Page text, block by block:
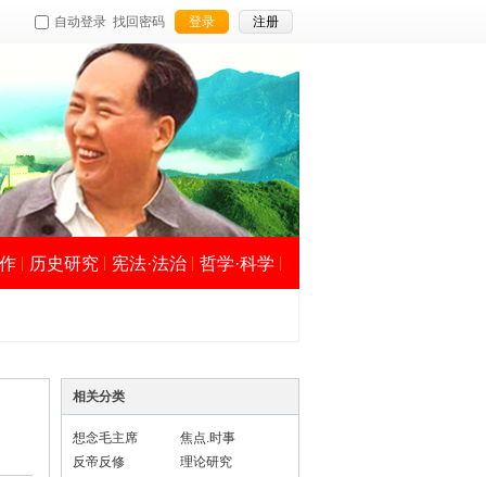
自动登录 找回密码 登录 注册
历史研究 宪法·法治 哲学·科学
相关分类
想念毛主席
焦点.时事
反帝反修
理论研究